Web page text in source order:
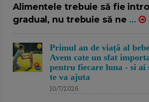
Alimentele trebuie să fie
gradual, nu trebuie să ne ...
Primul an de viață al
Avem cate un sfat
pentru fiecare luna - si ai
te va ajuta
10/7/2026